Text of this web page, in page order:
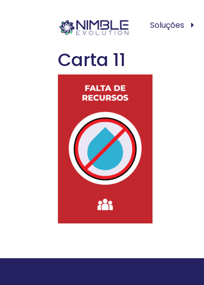
Soluções
Carta 11